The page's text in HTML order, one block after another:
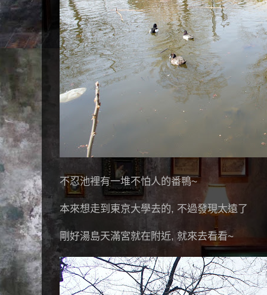
不忍池裡有一堆不怕人的番鴨~
本來想走到東京大學去的, 不過發現太遠了
剛好湯島天滿宮就在附近, 就來去看看~